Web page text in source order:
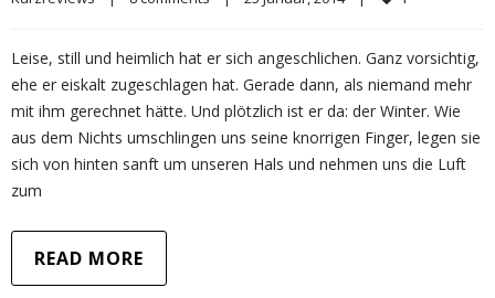
Leise, still und heimlich hat er sich angeschlichen. Ganz vorsichtig,
ehe er eiskalt zugeschlagen hat. Gerade dann, als niemand mehr
mit ihm gerechnet hätte. Und plötzlich ist er da: der Winter. Wie
aus dem Nichts umschlingen uns seine knorrigen Finger, legen sie
sich von hinten sanft um unseren Hals und nehmen uns die Luft
zum
READ MORE